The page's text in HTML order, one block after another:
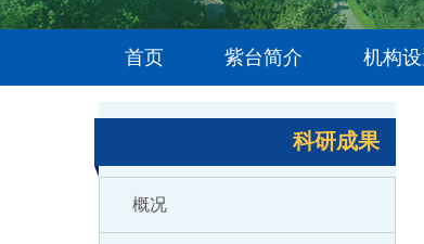
首页 紫台简介 机构
科研成果
概况